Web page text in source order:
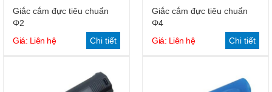
Giắc cắm đực tiêu chuẩn
Φ2
Giá: Liên hệ
Chi tiết
Giắc cắm đực tiêu chuẩn
Φ4
Giá: Liên hệ
Chi tiết